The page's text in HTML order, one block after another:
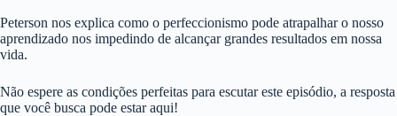
Peterson nos explica como o perfeccionismo pode atrapalhar o nosso
aprendizado nos impedindo de alcançar grandes resultados em nossa
vida.
Não espere as condições perfeitas para escutar este episódio, a resposta
que você busca pode estar aqui!